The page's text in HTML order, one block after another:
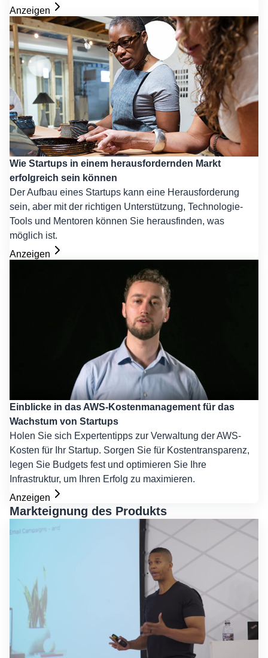
Anzeigen
Wie Startups in einem herausfordernden Markt
erfolgreich sein können
Der Aufbau eines Startups kann eine Herausforderung
sein, aber mit der richtigen Unterstützung, Technologie-
Tools und Mentoren können Sie herausfinden, was
möglich ist.
Anzeigen
Einblicke in das AWS-Kostenmanagement für das
Wachstum von Startups
Holen Sie sich Expertentipps zur Verwaltung der AWS-
Kosten für Ihr Startup. Sorgen Sie für Kostentransparenz,
legen Sie Budgets fest und optimieren Sie Ihre
Infrastruktur, um Ihren Erfolg zu maximieren.
Anzeigen
Markteignung des Produkts